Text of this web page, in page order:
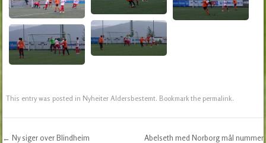
This entry was posted in Nyheiter Aldersbestemt. Bookmark thepermalink.
← Ny siger over Blindheim
Abelseth med Norborg mål nummer